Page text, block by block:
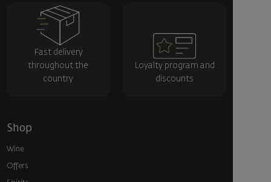
Fast delivery
throughout the
country
Loyalty program and
discounts
Shop
Wine
Offers